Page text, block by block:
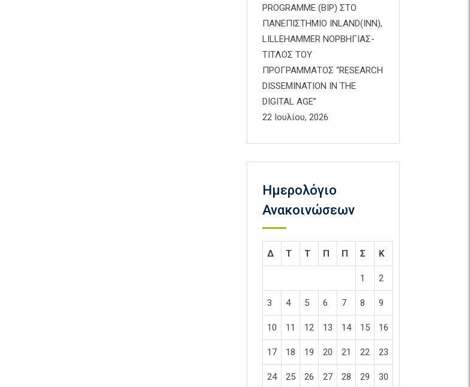
PROGRAMME (BIP) ΣΤΟ
ΠΑΝΕΠΙΣΤΗΜΙΟ INLAND(INN),
LILLEHAMMER ΝΟΡΒΗΓΙΑΣ-
ΤΙΤΛΟΣ ΤΟΥ
ΠΡΟΓΡΑΜΜΑΤΟΣ “RESEARCH
DISSEMINATION IN THE
DIGITAL AGE”
22 Ιουλίου, 2026
Ημερολόγιο
Ανακοινώσεων
Δ Τ Τ Π Π Σ Κ
1 2
3 4 5 6 7 8 9
10 11 12 13 14 15 16
17 18 19 20 21 22 23
24 25 26 27 28 29 30